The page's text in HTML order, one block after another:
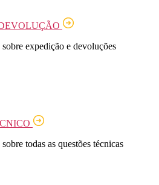
expedição e devoluções
todas as questões técnicas